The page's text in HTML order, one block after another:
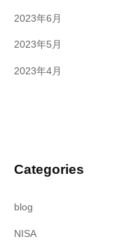
2023年6月
2023年5月
2023年4月
Categories
blog
NISA